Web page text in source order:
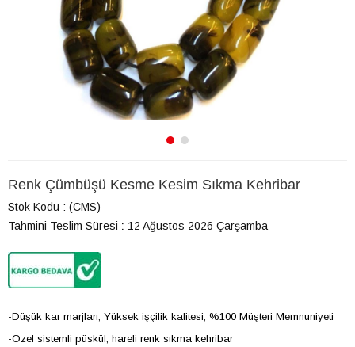
Renk Çümbüşü Kesme Kesim Sıkma Kehribar
Stok Kodu
(CMS)
Tahmini Teslim Süresi : 12 Ağustos 2026 Çarşamba
-Düşük kar marjları, Yüksek işçilik kalitesi, %100 Müşteri Memnuniyeti
-Özel sistemli püskül, hareli renk sıkma kehribar